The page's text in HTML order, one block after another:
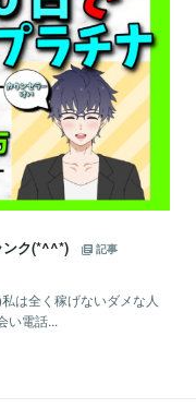
ンク(*^^*)
記事
は全く稼げないダメな人
い電話...